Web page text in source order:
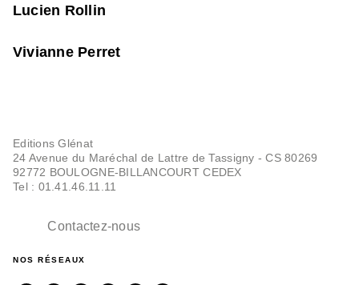
Lucien Rollin
Vivianne Perret
Editions Glénat
24 Avenue du Maréchal de Lattre de Tassigny - CS 80269
92772 BOULOGNE-BILLANCOURT CEDEX
Tel : 01.41.46.11.11
Contactez-nous
NOS RÉSEAUX